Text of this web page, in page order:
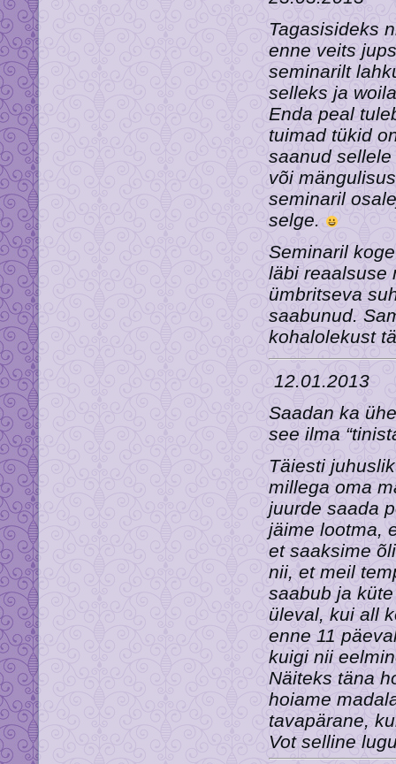
Tagasisideks
enne veits
seminarilt
selleks ja
Enda peal
tuimad tükid
saanud
või
seminaril
selge.
Seminaril
läbi reaalsuse
ümbritseva
saabunud.
kohalolekust
12.01.2013
Saadan ka
see ilma
Täiesti
millega oma
juurde saada
jäime lootma,
et saaksime
nii, et meil
saabub ja
üleval, kui all
enne 11
kuigi nii
Näiteks täna
hoiame
tavapärane,
Vot selline